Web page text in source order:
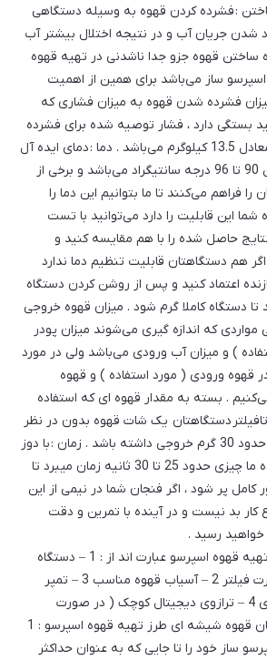
: فشرده کردن قهوه به وسیله دستگاهی
شدن جریان آب و در نتیجه اختلال بیشتر آب
ساختن قهوه جزو جدا ناشدنی در تهیه قهوه
ساز می‌باشد برای همین از اهمیت
فشرده شدن قهوه به میزان فشاری که
بستگی دارد ، فشار توصیه شده برای فشرده
ساختن قهوه 30 پوند معادل 13.5 کیلوگرم می‌باشد . دما : دمای ایده آل
آب برای تهیه قهوه بین 90 تا 96 درجه سانتیگراد می‌باشد و برخی از
را فراهم می‌کنند تا ما بتوانیم این دما را
شما این قابلیت را دارد می‌توانید با تست
حاصل شده را با هم مقایسه کنید و
.اگر هم دستگاهتان قابلیت تنظیم دما ندارد
اعتماد کنید و پس از روشن کردن دستگاه
تا دستگاه کاملا گرم شود . میزان قهوه خروجی
که اندازه گیری می‌شوند میزان پودر
) و میزان آب ورودی می‌باشد ولی در مورد
قهوه ورودی ( مورد استفاده ) و قهوه
. بسته به مقدار قهوه ای که استفاده
دستگاهتان یک شات قهوه بدون در نظر
گرفتن وزن فنجان باید حدود 30 گرم خروجی داشته باشد . زمان : با دوز
و میزان خروجی ذکر شده ما چیزی حدود 25 تا 30 ثانیه زمان میبرد تا
پر شود ، اگر فنجان شما در نیمی از این
کار بد نیست و در آینده با تمرین و دقت
رسید .
وسایل مورد نیاز جهت تهیه قهوه اسپرسو عبارت اند از : 1 – دستگاه
اسپرسو ساز به همراه پُرت فیلتر 2 – آسیاب قهوه مناسب 3 – تمپر
قهوه جهت فشرده سازی 4 – ترازوی دیجیتال کوچک ( در صورت
موجود بودن ) 5 – فنجان قهوه شیشه ای طرز تهیه قهوه اسپرسو : 1
ساز خود را تا جایی که به عنوان حداکثر